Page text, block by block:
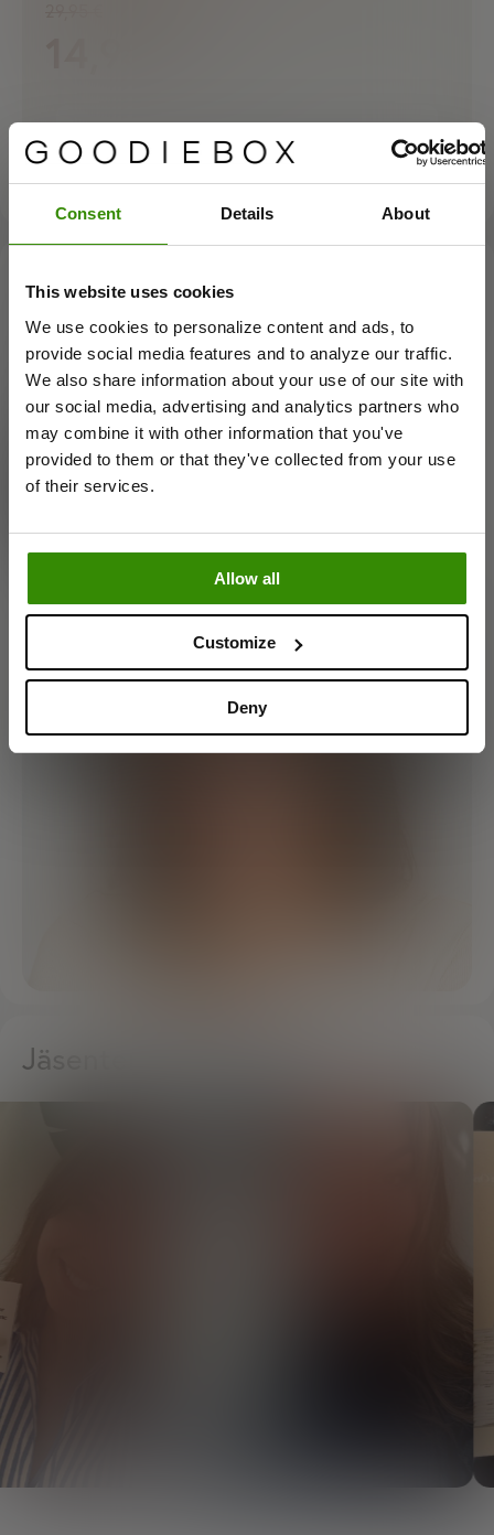
Consent Details About
This website uses cookies
We use cookies to personalize content and ads, to
provide social media features and to analyze our traffic.
We also share information about your use of our site with
our social media, advertising and analytics partners who
may combine it with other information that you've
provided to them or that they've collected from your use
of their services.
Allow all
Customize
Deny
Hvilken Vita One passer til dig?
Vi stiller dig nogle få spørgsmål om dine vaner og
præferencer og guider dig i retning af det Vita One-
abonnement, der passer bedst til dig. Quizzen er hurtig,
nem og hjælper dig med at tage et valg, der føles rigtigt –
helt uden at overkomplicere det.
Tag testen nu
Jäsentemme rakastama
Sorry, this campaign isn't
available in your region
at the moment.